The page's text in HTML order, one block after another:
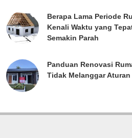
Berapa Lama Periode
Kenali Waktu yang
Semakin Parah
Panduan Renovasi
Tidak Melanggar Aturan